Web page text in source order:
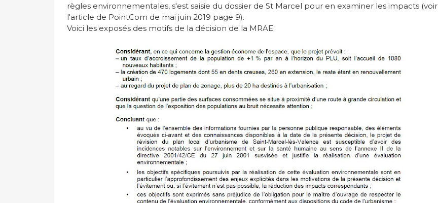
règles environnementales, s'est saisie du dossier de St Marcel pour en examiner les impacts (voir
l'article de PointCom de mai juin 2019 page 9).
Voici les exposés des motifs de la décision de la MRAE.